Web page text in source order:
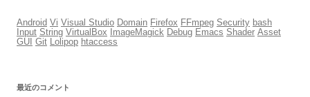
Android Vi Visual Studio Domain Firefox FFmpeg Security bash
Input String VirtualBox ImageMagick Debug Emacs Shader Asset
GUI Git Lolipop htaccess
最近のコメント